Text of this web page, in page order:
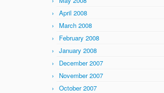
April 2008
March 2008
February 2008
January 2008
December 2007
November 2007
October 2007